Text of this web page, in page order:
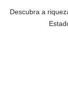
Descubra a